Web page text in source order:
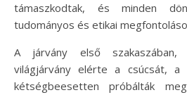
támaszkodtak, és minden
tudományos és etikai
A járvány első szakaszában,
világjárvány elérte a csúcsát, a
kétségbeesetten próbálták